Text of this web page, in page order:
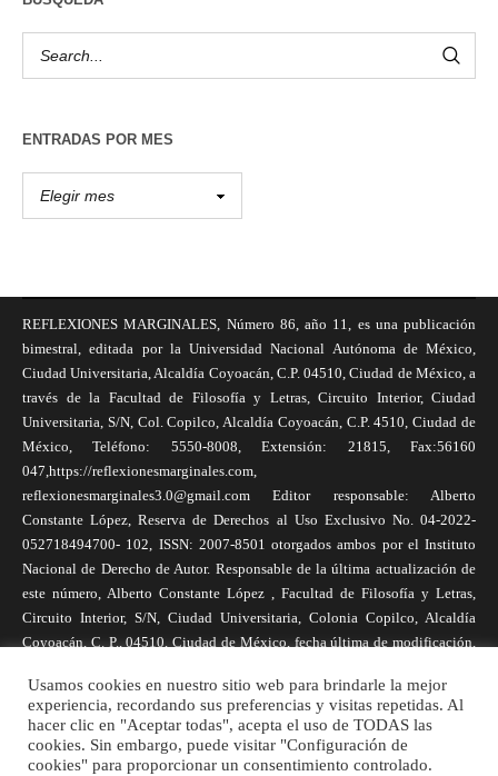
ENTRADAS POR MES
REFLEXIONES MARGINALES, Número 86, año 11, es una publicación
bimestral, editada por la Universidad Nacional Autónoma de México,
Ciudad Universitaria, Alcaldía Coyoacán, C.P. 04510, Ciudad de México, a
través de la Facultad de Filosofía y Letras, Circuito Interior, Ciudad
Universitaria, S/N, Col. Copilco, Alcaldía Coyoacán, C.P. 4510, Ciudad de
México, Teléfono: 5550-8008, Extensión: 21815, Fax:56160
047,https://reflexionesmarginales.com,
reflexionesmarginales3.0@gmail.com Editor responsable: Alberto
Constante López, Reserva de Derechos al Uso Exclusivo No. 04-2022-
052718494700- 102, ISSN: 2007-8501 otorgados ambos por el Instituto
Nacional de Derecho de Autor. Responsable de la última actualización de
este número, Alberto Constante López , Facultad de Filosofía y Letras,
Circuito Interior, S/N, Ciudad Universitaria, Colonia Copilco, Alcaldía
Coyoacán, C. P., 04510, Ciudad de México, fecha última de modificación,
necesariamente reflejan la postura de la revista, ni de Universidad Nacional
Autónoma de México. Los autores son responsables de los contenidos de
sus artículos. Se autoriza la reproducción total o parcial de los textos aquí
publicados siempre y cuando se cite la fuente completa y la dirección
Usamos cookies en nuestro sitio web para brindarle la mejor
experiencia, recordando sus preferencias y visitas repetidas. Al
hacer clic en "Aceptar todas", acepta el uso de TODAS las
cookies. Sin embargo, puede visitar "Configuración de
cookies" para proporcionar un consentimiento controlado.